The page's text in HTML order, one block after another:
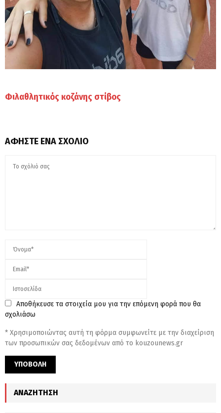
Φιλαθλητικός κοζάνης στίβος
ΑΦΉΣΤΕ ΈΝΑ ΣΧΌΛΙΟ
Αποθήκευσε τα στοιχεία μου για την επόμενη φορά που θα
σχολιάσω
* Χρησιμοποιώντας αυτή τη φόρμα συμφωνείτε με την διαχείριση
των προσωπικών σας δεδομένων από το kouzounews.gr
ΑΝΑΖΉΤΗΣΗ